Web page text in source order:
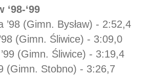
‘98-‘99
’98 (Gimn. Bysław) - 2:52,4
(Gimn. Śliwice) - 3:09,0
(Gimn. Śliwice) - 3:19,4
(Gimn. Stobno) - 3:26,7